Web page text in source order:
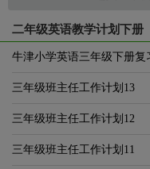
二年级英语教学计划下册
牛津小学英语三年级下册复
三年级班主任工作计划13
三年级班主任工作计划12
三年级班主任工作计划11